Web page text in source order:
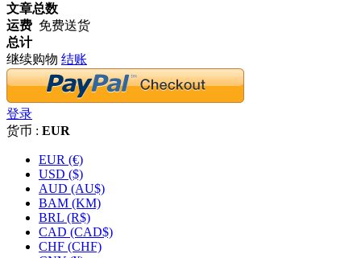
文章总数
运费 免费送货
总计
继续购物 结账
登录
货币 : EUR
EUR (€)
USD ($)
AUD (AU$)
BAM (KM)
BRL (R$)
CAD (CAD$)
CHF (CHF)